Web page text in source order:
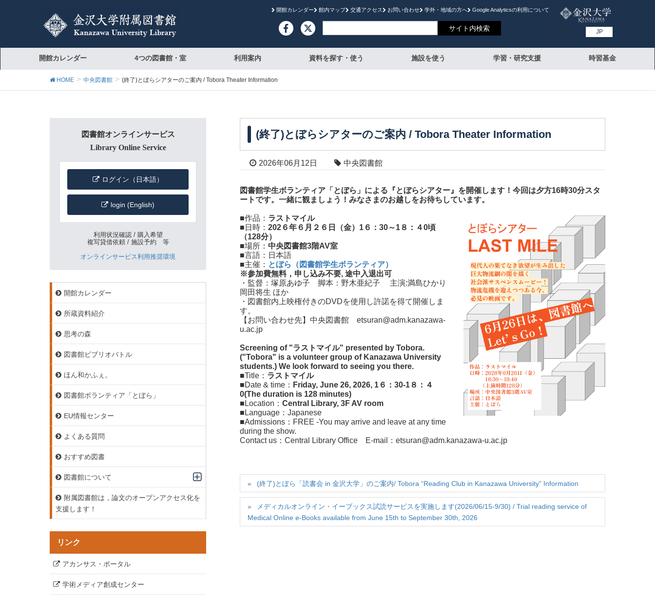
開館カレンダー 館内マップ 交通アクセス お問い合わせ 学外・地域の方へ Google Analyticsの利⽤について
 EN JP
開館カレンダー 4つの図書館・室 利用案内 資料を探す・使う 施設を使う 学習・研究支援 時習基金
HOME 中央図書館 (終了)とぼらシアターのご案内 / Tobora Theater Information
(終了)とぼらシアターのご案内 / Tobora Theater Information
2026年06月12日 中央図書館
図書館学生ボランティア「とぼら」による『とぼらシアター』を開催します！今回は夕方16時30分スタ
ートです。一緒に観ましょう！みなさまのお越しをお待ちしています。
■作品： ラストマイル
■日時： 202６年６月２６日（金）1６：30～1８：４0頃
（128分）
■場所： 中央図書館3階AV室
■言語：日本語
■主催： とぼら（図書館学生ボランティア）
※参加費無料，申し込み不要, 途中入退出可
・監督：塚原あゆ子 脚本：野木亜紀子 主演:満島ひかり
岡田将生 ほか
・図書館内上映権付きのDVDを使用し許諾を得て開催しま
す。
【お問い合わせ先】中央図書館 etsuran@adm.kanazawa-
u.ac.jp
Screening of "ラストマイル" presented by Tobora.
("Tobora" is a volunteer group of Kanazawa University
students.) We look forward to seeing you there.
■Title： ラストマイル
■Date & time： Friday, June 26, 2026, 1６：30-1８：４
0(The duration is 128 minutes)
■Location： Central Library, 3F AV room
■Language：Japanese
■Admissions：FREE -You may arrive and leave at any time
during the show.
Contact us：Central Library Office E-mail：etsuran@adm.kanazawa-u.ac.jp
(終了)とぼら「読書会 in 金沢大学」のご案内/ Tobora “Reading Club in Kanazawa University” Information
メディカルオンライン・イーブックス試読サービスを実施します(2026/06/15-9/30) / Trial reading service of
Medical Online e-Books available from June 15th to September 30th, 2026
図書館オンラインサービス
Library Online Service
ログイン（日本語）
login (English)
利用状況確認 / 購入希望
複写貸借依頼 / 施設予約 等
オンラインサービス利用推奨環境
開館カレンダー
所蔵資料紹介
思考の森
図書館ビブリオバトル
ほん和かふぇ。
図書館ボランティア「とぼら」
EU情報センター
よくある質問
おすすめ図書
図書館について
附属図書館は，論文のオープンアクセス化を
支援します！
リンク
アカンサス・ポータル
学術メディア創成センター